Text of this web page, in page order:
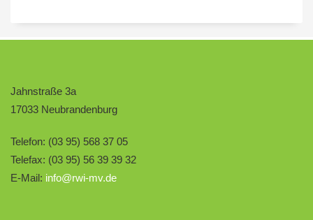
Jahnstraße 3a
17033 Neubrandenburg
Telefon: (03 95) 568 37 05
Telefax: (03 95) 56 39 39 32
E-Mail: info@rwi-mv.de